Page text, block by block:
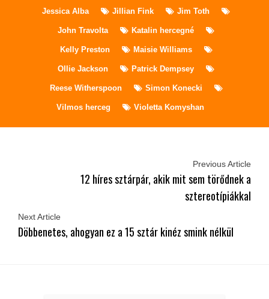
Jessica Alba Jillian Fink Jim Toth
John Travolta Katalin hercegné
Kelly Preston Maisie Williams
Ollie Jackson Patrick Dempsey
Reese Witherspoon Simon Konecki
Vilmos herceg Violetta Komyshan
Previous Article
12 híres sztárpár, akik mit sem törődnek a
sztereotípiákkal
Next Article
Döbbenetes, ahogyan ez a 15 sztár kinéz smink nélkül